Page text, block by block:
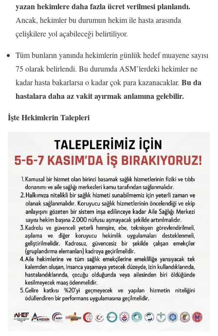
yazan hekimlere daha fazla ücret verilmesi planlandı.
Ancak, hekimler bu durumun hekim ile hasta arasında
çelişkilere yol açabileceği belirtiliyor.
Tüm bunların yanında hekimlerin günlük hedef muayene sayısı
75 olarak belirlendi. Bu durumda ASM’lerdeki hekimler ne
kadar hasta bakarlarsa o kadar çok para kazanacaklar. Bu da
hastalara daha az vakit ayırmak anlamına gelebilir.
İşte Hekimlerin Talepleri